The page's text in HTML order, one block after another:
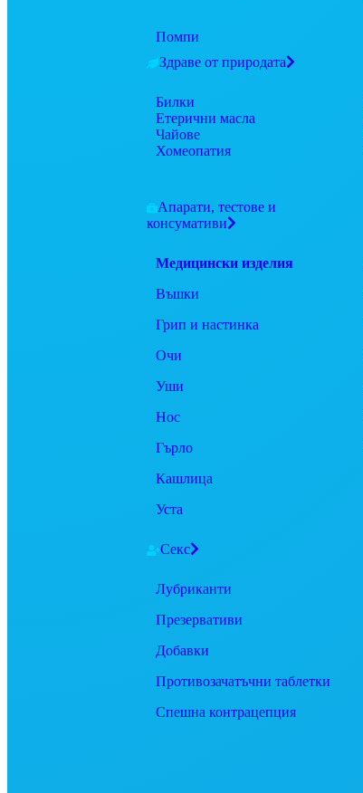
Помпи
Здраве от природата
Билки
Етерични масла
Чайове
Хомеопатия
Апарати, тестове и
консумативи
Медицински изделия
Въшки
Грип и настинка
Очи
Уши
Нос
Гърло
Кашлица
Уста
Секс
Лубриканти
Презервативи
Добавки
Противозачатъчни таблетки
Спешна контрацепция